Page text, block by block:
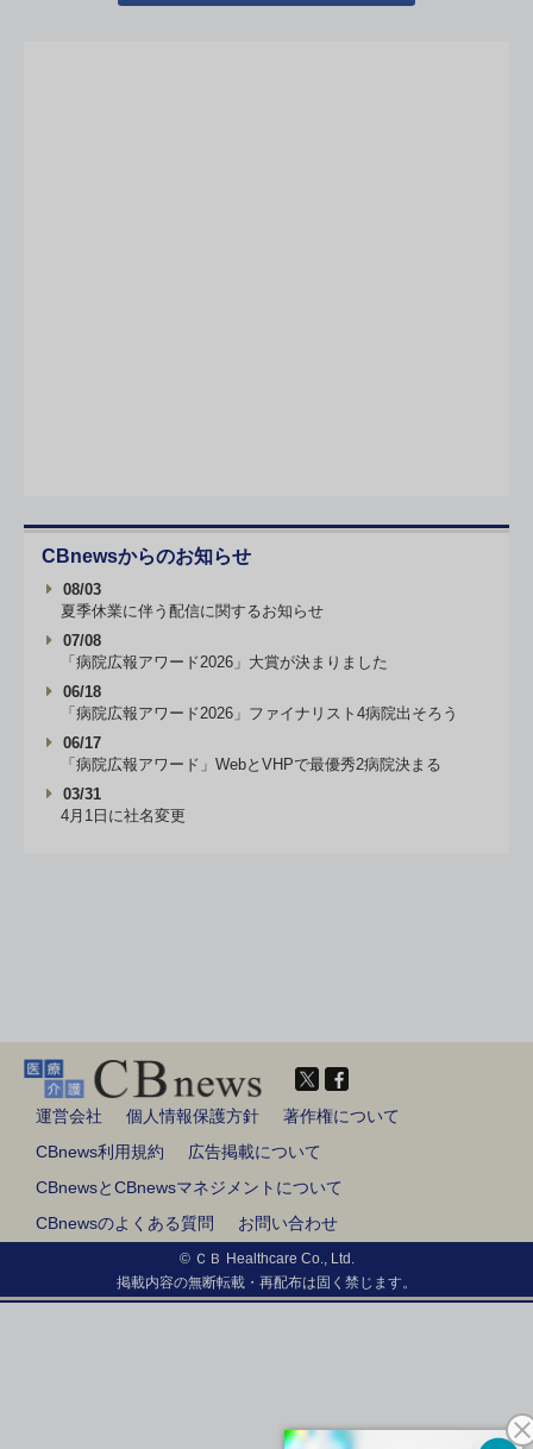
CBnewsからのお知らせ
08/03
夏季休業に伴う配信に関するお知らせ
07/08
「病院広報アワード2026」大賞が決まりました
06/18
「病院広報アワード2026」ファイナリスト4病院出そろう
06/17
「病院広報アワード」WebとVHPで最優秀2病院決まる
03/31
4月1日に社名変更
運営会社 個人情報保護方針
著作権について
CBnews利用規約
広告掲載について
CBnewsとCBnewsマネジメントについて
CBnewsのよくある質問
お問い合わせ
© ＣＢ Healthcare Co., Ltd.
掲載内容の無断転載・再配布は固く禁じます。